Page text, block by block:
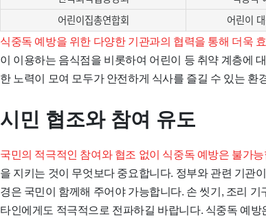
어린이집총연합회
어린이
식중독 예방을 위한 다양한 기관과의 협력을 통해 더욱
이 이용하는 음식점을 비롯하여 어린이 등 취약 계층에
한 노력이 모여 모두가 안전하게 식사를 즐길 수 있는 환
시민 협조와 참여 유도
국민의 적극적인 참여와 협조 없이 식중독 예방은 불가
을 지키는 것이 무엇보다 중요합니다. 정부와 관련 기관
경은 국민이 함께해 주어야 가능합니다. 손 씻기, 조리
타인에게도 적극적으로 전파하길 바랍니다. 식중독 예